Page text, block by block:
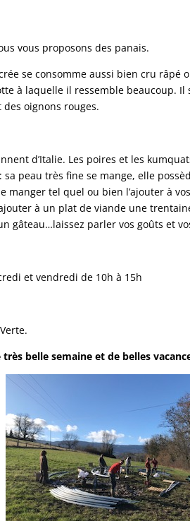
vous proposons des panais.
se consomme aussi bien cru
à laquelle il ressemble beaucoup. Il
oignons rouges.
d’Italie. Les poires et les
peau très fine se mange, elle
manger tel quel ou bien l’ajouter à
à un plat de viande une
gâteau…laissez parler vos goûts et
et vendredi de 10h à 15h
belle semaine et de belles